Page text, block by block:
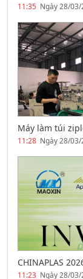
11:35 Ngày 28/
Máy làm túi
11:28 Ngày 28/
CHINAPLAS
11:23 Ngày 28/